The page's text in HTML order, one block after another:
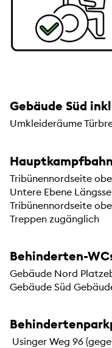
Gebäude Süd
Umkleideräume
Hauptkampfbahn
Tribünennordseite
Untere Ebene
Tribünennordseite
Treppen zugänglich
Behinderten-
Gebäude Nord
Gebäude Süd
Usinger Weg 96